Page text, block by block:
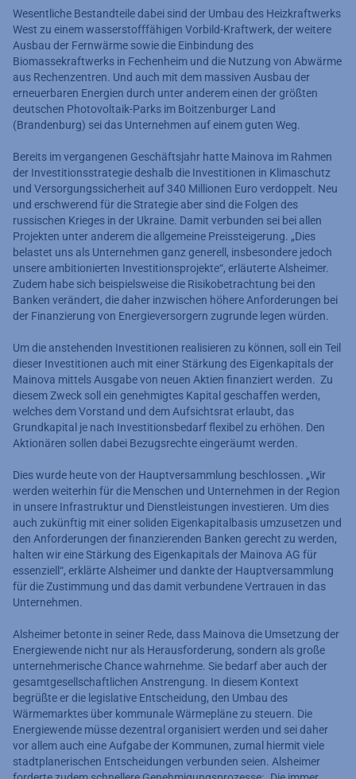
Wesentliche Bestandteile dabei sind der Umbau des Heizkraftwerks
West zu einem wasserstofffähigen Vorbild-Kraftwerk, der weitere
Ausbau der Fernwärme sowie die Einbindung des
Biomassekraftwerks in Fechenheim und die Nutzung von Abwärme
aus Rechenzentren. Und auch mit dem massiven Ausbau der
erneuerbaren Energien durch unter anderem einen der größten
deutschen Photovoltaik-Parks im Boitzenburger Land
(Brandenburg) sei das Unternehmen auf einem guten Weg.
Bereits im vergangenen Geschäftsjahr hatte Mainova im Rahmen
der Investitionsstrategie deshalb die Investitionen in Klimaschutz
und Versorgungssicherheit auf 340 Millionen Euro verdoppelt. Neu
und erschwerend für die Strategie aber sind die Folgen des
russischen Krieges in der Ukraine. Damit verbunden sei bei allen
Projekten unter anderem die allgemeine Preissteigerung. „Dies
belastet uns als Unternehmen ganz generell, insbesondere jedoch
unsere ambitionierten Investitionsprojekte“, erläuterte Alsheimer.
Zudem habe sich beispielsweise die Risikobetrachtung bei den
Banken verändert, die daher inzwischen höhere Anforderungen bei
der Finanzierung von Energieversorgern zugrunde legen würden.
Um die anstehenden Investitionen realisieren zu können, soll ein Teil
dieser Investitionen auch mit einer Stärkung des Eigenkapitals der
Mainova mittels Ausgabe von neuen Aktien finanziert werden. Zu
diesem Zweck soll ein genehmigtes Kapital geschaffen werden,
welches dem Vorstand und dem Aufsichtsrat erlaubt, das
Grundkapital je nach Investitionsbedarf flexibel zu erhöhen. Den
Aktionären sollen dabei Bezugsrechte eingeräumt werden.
Dies wurde heute von der Hauptversammlung beschlossen. „Wir
werden weiterhin für die Menschen und Unternehmen in der Region
in unsere Infrastruktur und Dienstleistungen investieren. Um dies
auch zukünftig mit einer soliden Eigenkapitalbasis umzusetzen und
den Anforderungen der finanzierenden Banken gerecht zu werden,
halten wir eine Stärkung des Eigenkapitals der Mainova AG für
essenziell“, erklärte Alsheimer und dankte der Hauptversammlung
für die Zustimmung und das damit verbundene Vertrauen in das
Unternehmen.
Alsheimer betonte in seiner Rede, dass Mainova die Umsetzung der
Energiewende nicht nur als Herausforderung, sondern als große
unternehmerische Chance wahrnehme. Sie bedarf aber auch der
gesamtgesellschaftlichen Anstrengung. In diesem Kontext
begrüßte er die legislative Entscheidung, den Umbau des
Wärmemarktes über kommunale Wärmepläne zu steuern. Die
Energiewende müsse dezentral organisiert werden und sei daher
vor allem auch eine Aufgabe der Kommunen, zumal hiermit viele
stadtplanerischen Entscheidungen verbunden seien. Alsheimer